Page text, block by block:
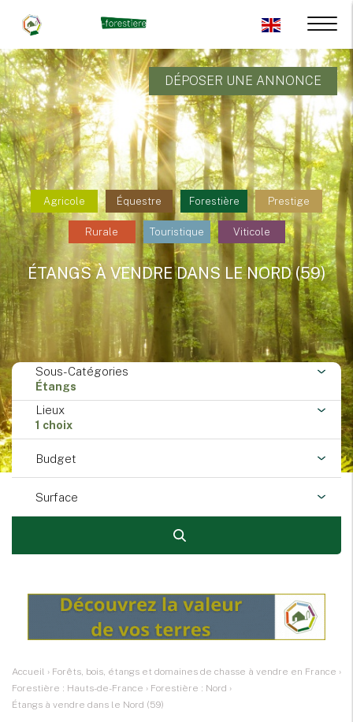
DÉPOSER UNE ANNONCE
Agricole Équestre Forestière Prestige
Rurale Touristique Viticole
ÉTANGS À VENDRE DANS LE NORD (59)
Sous-Catégories
Étangs
Lieux
1 choix
Budget
Surface
Accueil › Forêts, bois, étangs et domaines de chasse à vendre en France ›
Forestière : Hauts-de-France › Forestière : Nord ›
Étangs à vendre dans le Nord (59)